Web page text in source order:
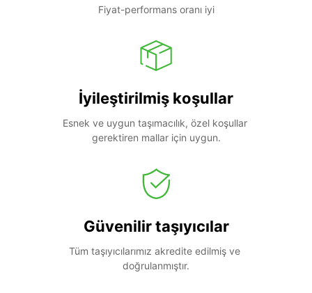
Fiyat-performans oranı iyi
İyileştirilmiş koşullar
Esnek ve uygun taşımacılık, özel koşullar
gerektiren mallar için uygun.
Güvenilir taşıyıcılar
Tüm taşıyıcılarımız akredite edilmiş ve
doğrulanmıştır.